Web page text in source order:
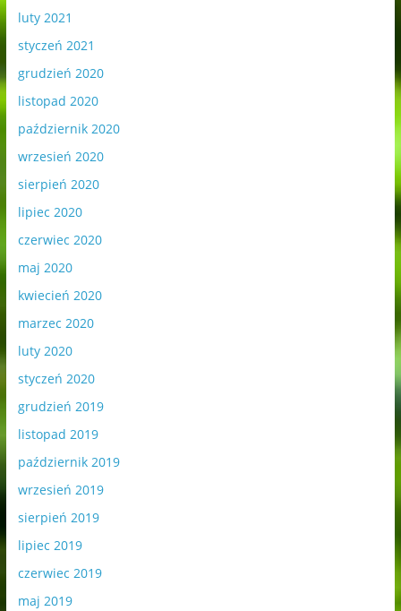
luty 2021
styczeń 2021
grudzień 2020
listopad 2020
październik 2020
wrzesień 2020
sierpień 2020
lipiec 2020
czerwiec 2020
maj 2020
kwiecień 2020
marzec 2020
luty 2020
styczeń 2020
grudzień 2019
listopad 2019
październik 2019
wrzesień 2019
sierpień 2019
lipiec 2019
czerwiec 2019
maj 2019